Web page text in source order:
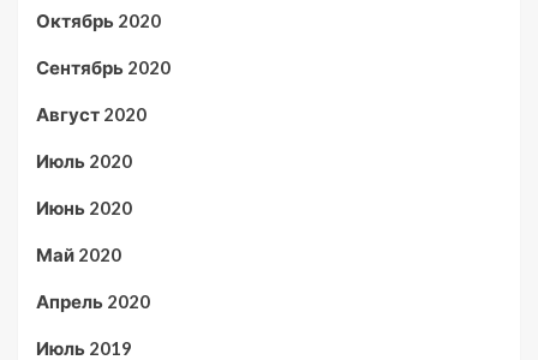
Октябрь 2020
Сентябрь 2020
Август 2020
Июль 2020
Июнь 2020
Май 2020
Апрель 2020
Июль 2019